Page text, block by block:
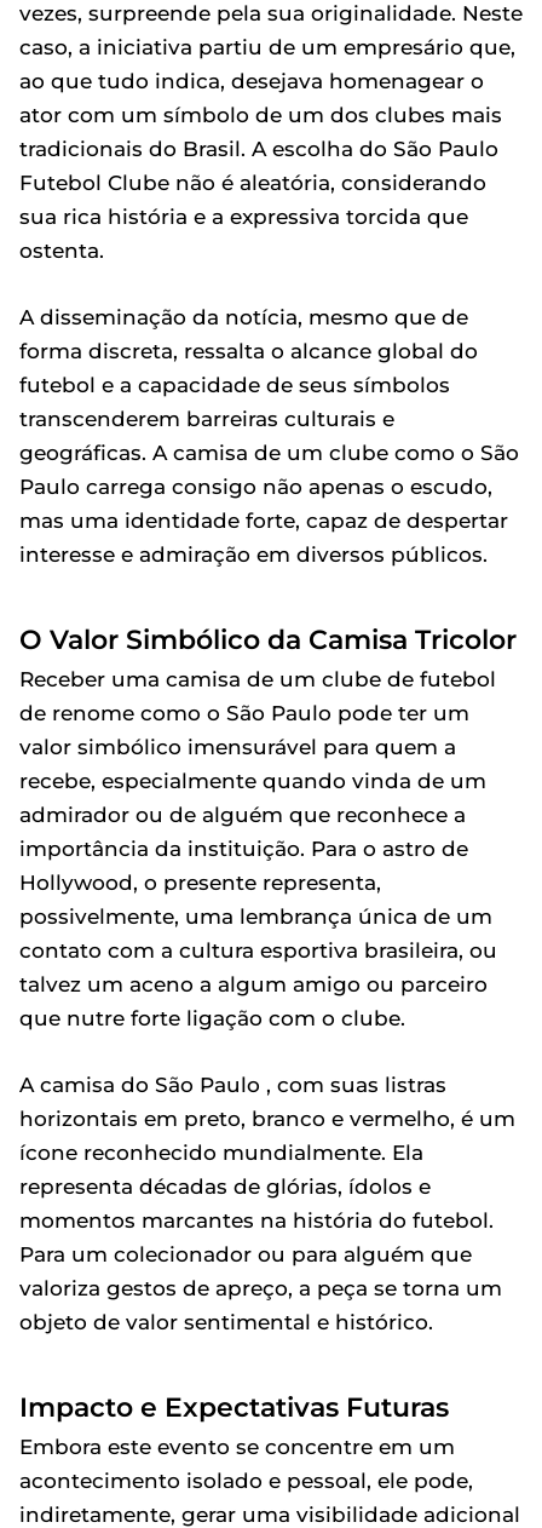
vezes, surpreende pela sua originalidade. Neste
caso, a iniciativa partiu de um empresário que,
ao que tudo indica, desejava homenagear o
ator com um símbolo de um dos clubes mais
tradicionais do Brasil. A escolha do São Paulo
Futebol Clube não é aleatória, considerando
sua rica história e a expressiva torcida que
ostenta.
A disseminação da notícia, mesmo que de
forma discreta, ressalta o alcance global do
futebol e a capacidade de seus símbolos
transcenderem barreiras culturais e
geográficas. A camisa de um clube como o São
Paulo carrega consigo não apenas o escudo,
mas uma identidade forte, capaz de despertar
interesse e admiração em diversos públicos.
O Valor Simbólico da Camisa Tricolor
Receber uma camisa de um clube de futebol
de renome como o São Paulo pode ter um
valor simbólico imensurável para quem a
recebe, especialmente quando vinda de um
admirador ou de alguém que reconhece a
importância da instituição. Para o astro de
Hollywood, o presente representa,
possivelmente, uma lembrança única de um
contato com a cultura esportiva brasileira, ou
talvez um aceno a algum amigo ou parceiro
que nutre forte ligação com o clube.
A camisa do São Paulo , com suas listras
horizontais em preto, branco e vermelho, é um
ícone reconhecido mundialmente. Ela
representa décadas de glórias, ídolos e
momentos marcantes na história do futebol.
Para um colecionador ou para alguém que
valoriza gestos de apreço, a peça se torna um
objeto de valor sentimental e histórico.
Impacto e Expectativas Futuras
Embora este evento se concentre em um
acontecimento isolado e pessoal, ele pode,
indiretamente, gerar uma visibilidade adicional